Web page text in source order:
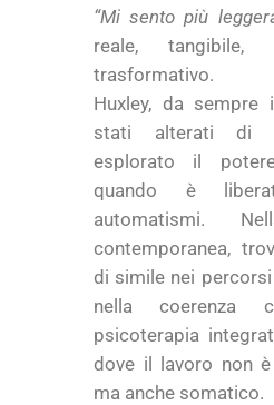
“Mi sento più
reale, tangibile,
trasformativo.
Huxley, da sempre
stati alterati di
esplorato il
quando è
automatismi.
contemporanea,
di simile nei
nella coerenza
psicoterapia
dove il lavoro non
ma anche somatico.